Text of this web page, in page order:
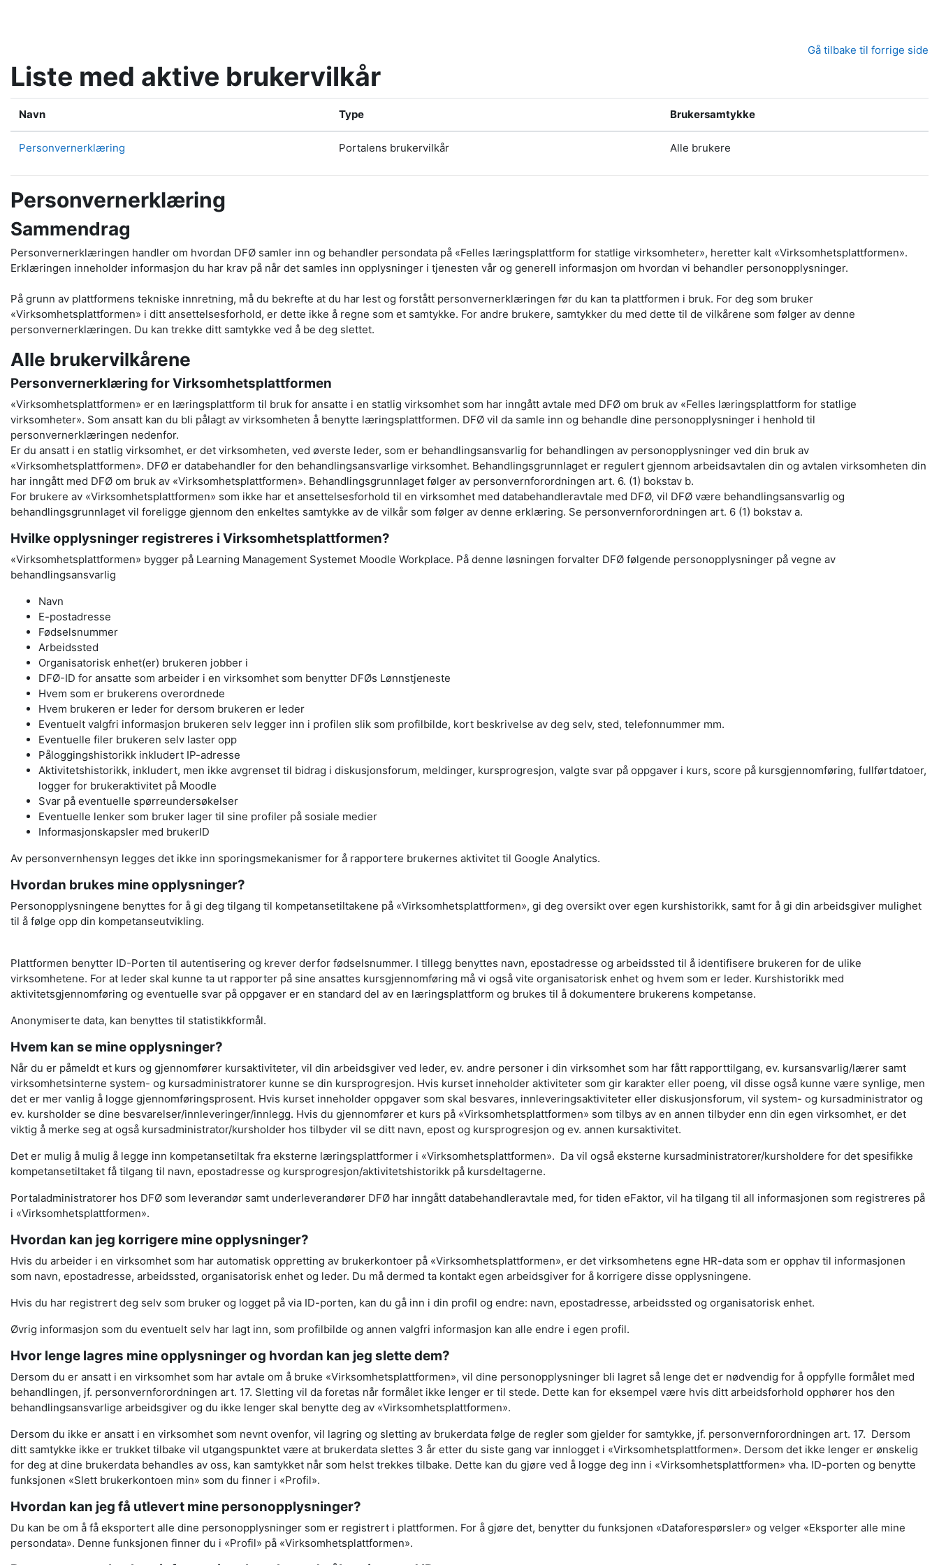
Gå tilbake til forrige side
Liste med aktive brukervilkår
Navn Type Brukersamtykke
Personvernerklæring Portalens brukervilkår Alle brukere
Personvernerklæring
Sammendrag
Personvernerklæringen handler om hvordan DFØ samler inn og behandler persondata på «Felles læringsplattform for statlige virksomheter», heretter kalt «Virksomhetsplattformen».
Erklæringen inneholder informasjon du har krav på når det samles inn opplysninger i tjenesten vår og generell informasjon om hvordan vi behandler personopplysninger.
På grunn av plattformens tekniske innretning, må du bekrefte at du har lest og forstått personvernerklæringen før du kan ta plattformen i bruk. For deg som bruker
«Virksomhetsplattformen» i ditt ansettelsesforhold, er dette ikke å regne som et samtykke. For andre brukere, samtykker du med dette til de vilkårene som følger av denne
personvernerklæringen. Du kan trekke ditt samtykke ved å be deg slettet.
Alle brukervilkårene
Personvernerklæring for Virksomhetsplattformen
«Virksomhetsplattformen» er en læringsplattform til bruk for ansatte i en statlig virksomhet som har inngått avtale med DFØ om bruk av «Felles læringsplattform for statlige
virksomheter». Som ansatt kan du bli pålagt av virksomheten å benytte læringsplattformen. DFØ vil da samle inn og behandle dine personopplysninger i henhold til
personvernerklæringen nedenfor.
Er du ansatt i en statlig virksomhet, er det virksomheten, ved øverste leder, som er behandlingsansvarlig for behandlingen av personopplysninger ved din bruk av
«Virksomhetsplattformen». DFØ er databehandler for den behandlingsansvarlige virksomhet. Behandlingsgrunnlaget er regulert gjennom arbeidsavtalen din og avtalen virksomheten din
har inngått med DFØ om bruk av «Virksomhetsplattformen». Behandlingsgrunnlaget følger av personvernforordningen art. 6. (1) bokstav b.
For brukere av «Virksomhetsplattformen» som ikke har et ansettelsesforhold til en virksomhet med databehandleravtale med DFØ, vil DFØ være behandlingsansvarlig og
behandlingsgrunnlaget vil foreligge gjennom den enkeltes samtykke av de vilkår som følger av denne erklæring. Se personvernforordningen art. 6 (1) bokstav a.
Hvilke opplysninger registreres i Virksomhetsplattformen?
«Virksomhetsplattformen» bygger på Learning Management Systemet Moodle Workplace. På denne løsningen forvalter DFØ følgende personopplysninger på vegne av
behandlingsansvarlig
Navn
E-postadresse
Fødselsnummer
Arbeidssted
Organisatorisk enhet(er) brukeren jobber i
DFØ-ID for ansatte som arbeider i en virksomhet som benytter DFØs Lønnstjeneste
Hvem som er brukerens overordnede
Hvem brukeren er leder for dersom brukeren er leder
Eventuelt valgfri informasjon brukeren selv legger inn i profilen slik som profilbilde, kort beskrivelse av deg selv, sted, telefonnummer mm.
Eventuelle filer brukeren selv laster opp
Påloggingshistorikk inkludert IP-adresse
Aktivitetshistorikk, inkludert, men ikke avgrenset til bidrag i diskusjonsforum, meldinger, kursprogresjon, valgte svar på oppgaver i kurs, score på kursgjennomføring, fullførtdatoer,
logger for brukeraktivitet på Moodle
Svar på eventuelle spørreundersøkelser
Eventuelle lenker som bruker lager til sine profiler på sosiale medier
Informasjonskapsler med brukerID
Av personvernhensyn legges det ikke inn sporingsmekanismer for å rapportere brukernes aktivitet til Google Analytics.
Hvordan brukes mine opplysninger?
Personopplysningene benyttes for å gi deg tilgang til kompetansetiltakene på «Virksomhetsplattformen», gi deg oversikt over egen kurshistorikk, samt for å gi din arbeidsgiver mulighet
til å følge opp din kompetanseutvikling.
Plattformen benytter ID-Porten til autentisering og krever derfor fødselsnummer. I tillegg benyttes navn, epostadresse og arbeidssted til å identifisere brukeren for de ulike
virksomhetene. For at leder skal kunne ta ut rapporter på sine ansattes kursgjennomføring må vi også vite organisatorisk enhet og hvem som er leder. Kurshistorikk med
aktivitetsgjennomføring og eventuelle svar på oppgaver er en standard del av en læringsplattform og brukes til å dokumentere brukerens kompetanse.
Anonymiserte data, kan benyttes til statistikkformål.
Hvem kan se mine opplysninger?
Når du er påmeldt et kurs og gjennomfører kursaktiviteter, vil din arbeidsgiver ved leder, ev. andre personer i din virksomhet som har fått rapporttilgang, ev. kursansvarlig/lærer samt
virksomhetsinterne system- og kursadministratorer kunne se din kursprogresjon. Hvis kurset inneholder aktiviteter som gir karakter eller poeng, vil disse også kunne være synlige, men
det er mer vanlig å logge gjennomføringsprosent. Hvis kurset inneholder oppgaver som skal besvares, innleveringsaktiviteter eller diskusjonsforum, vil system- og kursadministrator og
ev. kursholder se dine besvarelser/innleveringer/innlegg. Hvis du gjennomfører et kurs på «Virksomhetsplattformen» som tilbys av en annen tilbyder enn din egen virksomhet, er det
viktig å merke seg at også kursadministrator/kursholder hos tilbyder vil se ditt navn, epost og kursprogresjon og ev. annen kursaktivitet.
Det er mulig å mulig å legge inn kompetansetiltak fra eksterne læringsplattformer i «Virksomhetsplattformen». Da vil også eksterne kursadministratorer/kursholdere for det spesifikke
kompetansetiltaket få tilgang til navn, epostadresse og kursprogresjon/aktivitetshistorikk på kursdeltagerne.
Portaladministratorer hos DFØ som leverandør samt underleverandører DFØ har inngått databehandleravtale med, for tiden eFaktor, vil ha tilgang til all informasjonen som registreres på
i «Virksomhetsplattformen».
Hvordan kan jeg korrigere mine opplysninger?
Hvis du arbeider i en virksomhet som har automatisk oppretting av brukerkontoer på «Virksomhetsplattformen», er det virksomhetens egne HR-data som er opphav til informasjonen
som navn, epostadresse, arbeidssted, organisatorisk enhet og leder. Du må dermed ta kontakt egen arbeidsgiver for å korrigere disse opplysningene.
Hvis du har registrert deg selv som bruker og logget på via ID-porten, kan du gå inn i din profil og endre: navn, epostadresse, arbeidssted og organisatorisk enhet.
Øvrig informasjon som du eventuelt selv har lagt inn, som profilbilde og annen valgfri informasjon kan alle endre i egen profil.
Hvor lenge lagres mine opplysninger og hvordan kan jeg slette dem?
Dersom du er ansatt i en virksomhet som har avtale om å bruke «Virksomhetsplattformen», vil dine personopplysninger bli lagret så lenge det er nødvendig for å oppfylle formålet med
behandlingen, jf. personvernforordningen art. 17. Sletting vil da foretas når formålet ikke lenger er til stede. Dette kan for eksempel være hvis ditt arbeidsforhold opphører hos den
behandlingsansvarlige arbeidsgiver og du ikke lenger skal benytte deg av «Virksomhetsplattformen».
Dersom du ikke er ansatt i en virksomhet som nevnt ovenfor, vil lagring og sletting av brukerdata følge de regler som gjelder for samtykke, jf. personvernforordningen art. 17. Dersom
ditt samtykke ikke er trukket tilbake vil utgangspunktet være at brukerdata slettes 3 år etter du siste gang var innlogget i «Virksomhetsplattformen». Dersom det ikke lenger er ønskelig
for deg at dine brukerdata behandles av oss, kan samtykket når som helst trekkes tilbake. Dette kan du gjøre ved å logge deg inn i «Virksomhetsplattformen» vha. ID-porten og benytte
funksjonen «Slett brukerkontoen min» som du finner i «Profil».
Hvordan kan jeg få utlevert mine personopplysninger?
Du kan be om å få eksportert alle dine personopplysninger som er registrert i plattformen. For å gjøre det, benytter du funksjonen «Dataforespørsler» og velger «Eksporter alle mine
persondata». Denne funksjonen finner du i «Profil» på «Virksomhetsplattformen».